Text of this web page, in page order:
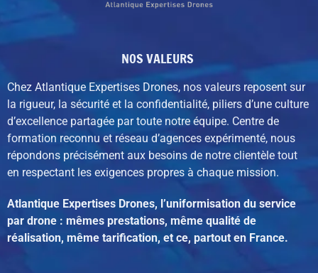
NOS VALEURS
Chez Atlantique Expertises Drones, nos valeurs reposent sur
la rigueur, la sécurité et la confidentialité, piliers d’une culture
d’excellence partagée par toute notre équipe. Centre de
formation reconnu et réseau d’agences expérimenté, nous
répondons précisément aux besoins de notre clientèle tout
en respectant les exigences propres à chaque mission.
Atlantique Expertises Drones, l’uniformisation du service
par drone : mêmes prestations, même qualité de
réalisation, même tarification, et ce, partout en France.